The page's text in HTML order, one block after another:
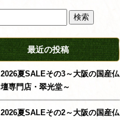
最近の投稿
2026夏SALEその3～大阪の国産仏
壇専門店・翠光堂～
2026夏SALEその2～大阪の国産仏